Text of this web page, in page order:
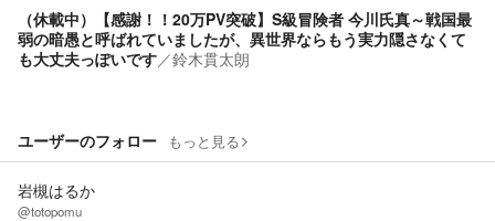
（休載中）【感謝！！20万PV突破】S級冒険者 今川氏真～戦国最
弱の暗愚と呼ばれていましたが、異世界ならもう実力隠さなくて
も大丈夫っぽいです／鈴木貫太朗
ユーザーのフォロー もっと見る
岩槻はるか
@totopomu